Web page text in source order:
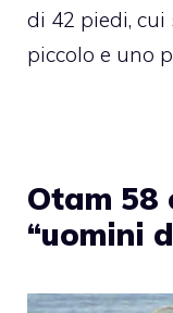
di 42 piedi,
piccolo e uno
Otam 58
“uomini